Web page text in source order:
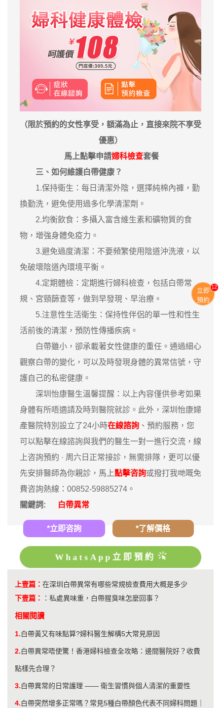
（限於預約的女性享受，額滿為止，直接來院不享受
優惠）
馬上點擊申請婦科檢查套餐
三、如何維護白帶健康？
1.保持衛生：每日清潔外陰，選擇純棉內褲，勤
換勤洗，避免使用過多化學清潔劑。
2.均衡飲食：多攝入富含維生素和礦物質的食
物，增強身體免疫力。
3.避免過度清潔：不要頻繁使用陰道沖洗液，以
免破壞陰道內環境平衡。
4.定期體檢：定期進行婦科檢查，包括白帶常
規、宮頸篩查等，做到早發現、早治療。
5.注意性生活衛生：保持性伴侶的單一性和性生
活前後的清潔，預防性傳播疾病。
白帶雖小，卻承載著女性健康的重任。通過細心
觀察白帶的變化，可以及時發現身體的異常信號，守
護自己的私密健康。
深圳怡康醫生溫馨提醒：以上內容僅供參考如果
身體有所唔適請及時到醫院就診。此外，深圳怡康婦
產醫院特別設立了24小時在線諮詢 、預約服務，您
可以點擊在線諮詢與我們的醫生一對一進行交流，線
上咨詢預約 · ‎周六日正常接診，無需排隊，更可以優
先安排醫師為你親診，馬上點擊咨詢或撥打我哋嘅免
費咨詢熱線：00852-59885274。
關鍵詞:
白帶異常
*立即咨詢 *了解價格
WhatsApp立即預約
上壹篇： 在深圳白帶異常有哪些常規檢查費用大概是多少
下壹篇：
： 私處異味重，白帶腥臭味怎麼回事？
相關閱讀
1.白帶黃又有味點算?婦科醫生解構5大常見原因
2.白帶異常唔使驚！香港婦科檢查全攻略：邊間醫院好？收費
點樣先合理？
3.白帶異常的日常護理 —— 衛生習慣與個人清潔的重要性
4.白帶突然增多正常嗎？常見5種白帶顏色代表不同婦科問題｜
立即
預約
13